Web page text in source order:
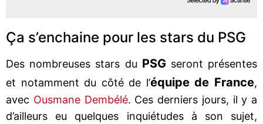
Ça s’enchaine pour les stars du PSG
Des nombreuses stars du PSG seront présentes
et notamment du côté de l’équipe de France,
avec Ousmane Dembélé. Ces derniers jours, il y a
d’ailleurs eu quelques inquiétudes à son sujet,